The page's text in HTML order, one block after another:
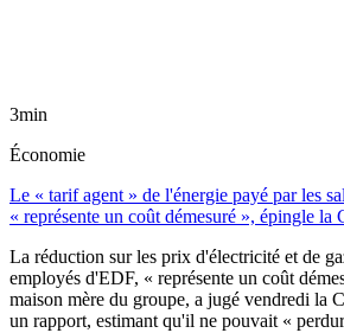
3min
Économie
Le « tarif agent » de l'énergie payé par les
« représente un coût démesuré », épingle la
La réduction sur les prix d'électricité et de
employés d'EDF, « représente un coût
maison mère du groupe, a jugé vendredi la
un rapport, estimant qu'il ne pouvait «